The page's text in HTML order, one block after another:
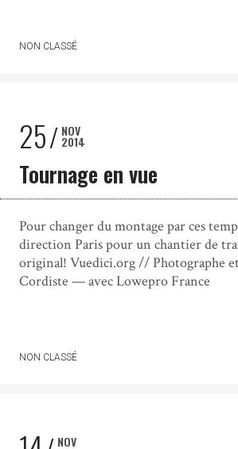
NON CLASSÉ
25 NOV
2014
Tournage en vue
Pour changer du montage par ces
direction Paris pour un chantier de
original! Vuedici.org // Photographe
Cordiste — avec Lowepro France
NON CLASSÉ
NOV